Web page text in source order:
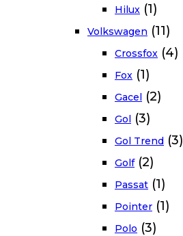
Hilux (1)
Volkswagen (11)
Crossfox (4)
Fox (1)
Gacel (2)
Gol (3)
Gol Trend (3)
Golf (2)
Passat (1)
Pointer (1)
Polo (3)